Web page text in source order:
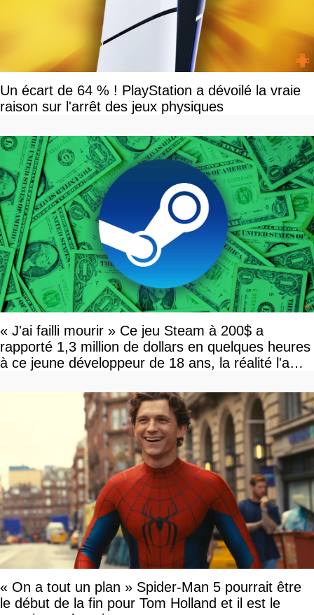
Un écart de 64 % ! PlayStation a dévoilé la vraie
raison sur l'arrêt des jeux physiques
« J'ai failli mourir » Ce jeu Steam à 200$ a
rapporté 1,3 million de dollars en quelques heures
à ce jeune développeur de 18 ans, la réalité l'a
« On a tout un plan » Spider-Man 5 pourrait être
le début de la fin pour Tom Holland et il est le